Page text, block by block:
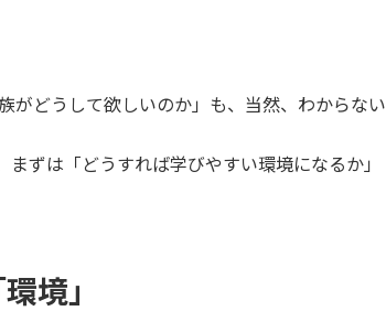
がどうして欲しいのか」も、当然、わからない
ずは「どうすれば学びやすい環境になるか」
境」